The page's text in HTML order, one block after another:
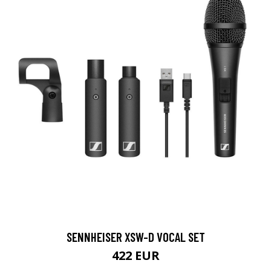
SENNHEISER XSW-D VOCAL SET
422 EUR